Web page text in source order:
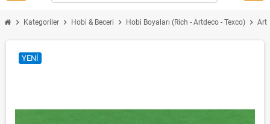
chevron_right Kategoriler chevron_right Hobi & Beceri chevron_right Hobi Boyaları (Rich - Artdeco - Texco) chevron_right
YENI